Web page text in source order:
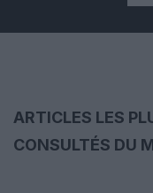
ARTICLES LES
CONSULTÉS DU